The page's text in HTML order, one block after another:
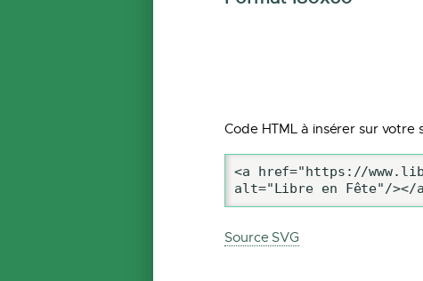
Code HTML à insérer sur votre
<a href="https://
alt="Libre en Fête"/></
Source SVG